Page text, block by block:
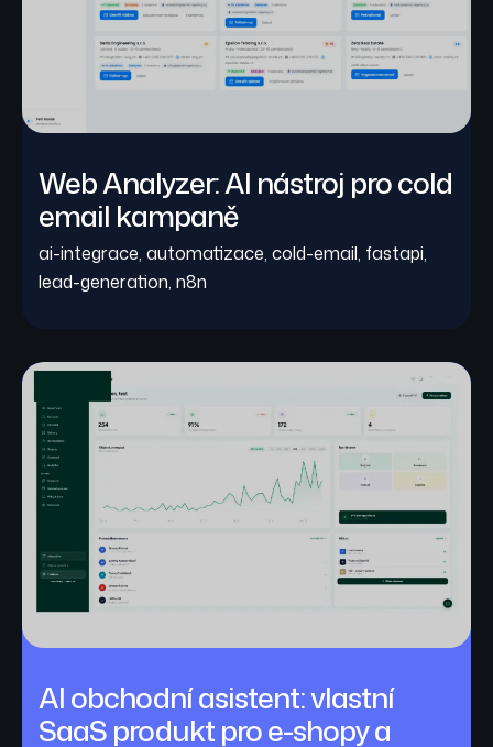
Web Analyzer: AI nástroj pro cold
email kampaně
ai-integrace, automatizace, cold-email, fastapi,
lead-generation, n8n
AI obchodní asistent: vlastní
SaaS produkt pro e-shopy a